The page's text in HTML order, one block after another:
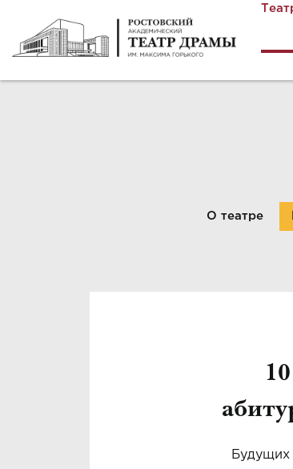
О театре
Будущих